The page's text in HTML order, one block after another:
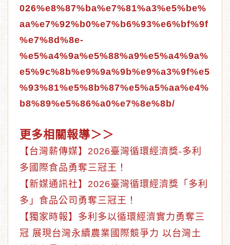
026%e8%87%ba%e7%81%a3%e5%be%
aa%e7%92%b0%e7%b6%93%e6%bf%9f
%e7%8d%8e-
%e5%a4%9a%e5%88%a9%e5%a4%9a%
e5%9c%8b%e9%9a%9b%e9%a3%9f%e5
%93%81%e5%8b%87%e5%a5%aa%e4%
b8%89%e5%86%a0%e7%8e%8b/
更多相關報導＞＞
【台灣薪傳媒】2026臺灣循環經濟獎-多利
多國際食品勇奪三冠王！
【新媒通訊社】2026臺灣循環經濟獎「多利
多」食品公司勇奪三冠王！
【獨家時報】多利多以循環經濟實力勇奪三
冠 展現台灣永續農業國際競爭力 以台灣土